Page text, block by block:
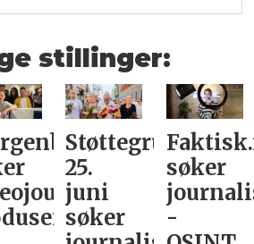
stillinger:
podkast-
Støttegruppa
25.
juni
søker
søker
-